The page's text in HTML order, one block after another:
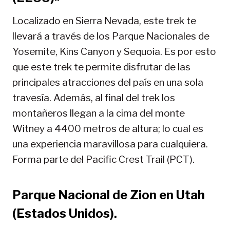
Localizado en Sierra Nevada, este trek te
llevará a través de los Parque Nacionales de
Yosemite, Kins Canyon y Sequoia. Es por esto
que este trek te permite disfrutar de las
principales atracciones del país en una sola
travesía. Además, al final del trek los
montañeros llegan a la cima del monte
Witney a 4400 metros de altura; lo cual es
una experiencia maravillosa para cualquiera.
Forma parte del Pacific Crest Trail (PCT).
Parque Nacional de Zion en Utah
(Estados Unidos).